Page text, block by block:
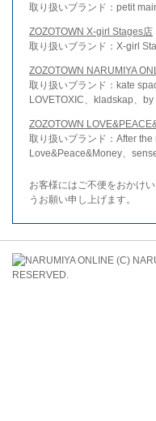
取り扱いブランド：petit
ZOZOTOWN X-girl Stages店
取り扱いブランド：X-girl
ZOZOTOWN NARUMIYA
取り扱いブランド：kate
LOVETOXIC、kladskap、
ZOZOTOWN
取り扱いブランド：After the
Love&Peace&Money、
お客様にはご不便をおかけ
うお願い申し上げます。